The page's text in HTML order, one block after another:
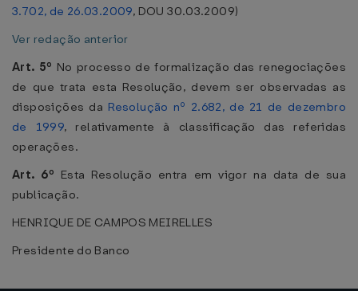
3.702, de 26.03.2009, DOU 30.03.2009)
Ver redação anterior
Art. 5º No processo de formalização das renegociações
de que trata esta Resolução, devem ser observadas as
disposições da Resolução nº 2.682, de 21 de dezembro
de 1999, relativamente à classificação das referidas
operações.
Art. 6º Esta Resolução entra em vigor na data de sua
publicação.
HENRIQUE DE CAMPOS MEIRELLES
Presidente do Banco